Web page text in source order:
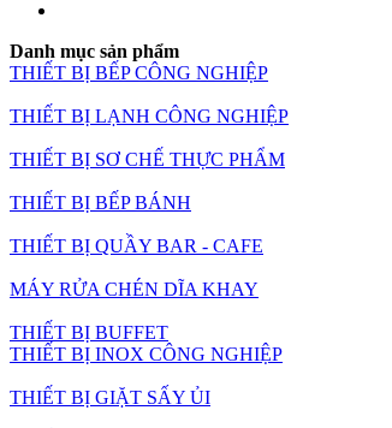
Danh mục sản phẩm
THIẾT BỊ BẾP CÔNG NGHIỆP
THIẾT BỊ LẠNH CÔNG NGHIỆP
THIẾT BỊ SƠ CHẾ THỰC PHẨM
THIẾT BỊ BẾP BÁNH
THIẾT BỊ QUẦY BAR - CAFE
MÁY RỬA CHÉN DĨA KHAY
THIẾT BỊ BUFFET
THIẾT BỊ INOX CÔNG NGHIỆP
THIẾT BỊ GIẶT SẤY ỦI